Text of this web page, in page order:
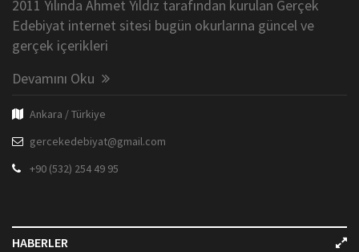
2011 Yılında Ahmet Yıldız tarafından kurulan Gerçek
Edebiyat internet sitesi bugün okurlarına güncel ve
gerçek içerikleri
Devamını Oku
Ankara / Türkiye
gercekedebiyat@gmail.com
+90 (532) 254 49 95
HABERLER